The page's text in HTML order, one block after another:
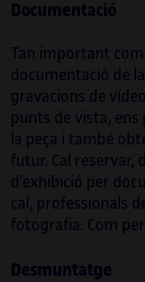
Documentació
Tan important
documentació de
gravacions de
punts de vista,
la peça i també
futur. Cal reservar,
d’exhibició per
cal, professionals
fotografia. Com
Desmuntatge
Irma Vilà i
Comissària,
cultural
tecnologia.
la recerca en